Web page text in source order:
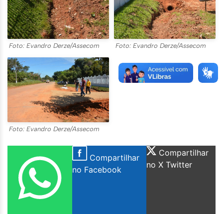
Foto: Evandro Derze/Assecom Foto: Evandro Derze/Assecom
Foto: Evandro Derze/Assecom
Compartilhar
no Facebook
Compartilhar
no X Twitter